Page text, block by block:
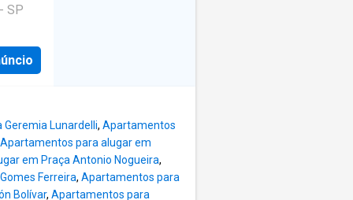
SP
Lunardelli, Apartamentos
Apartamentos para alugar em
em Praça Antonio Nogueira,
Ferreira, Apartamentos para
Bolívar, Apartamentos para